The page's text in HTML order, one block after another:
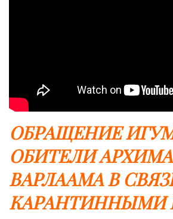
ОБРАЩЕНИЕ
ОБИТЕЛИ
ВАРЛААМА В
КАРАНТИННЫМИ